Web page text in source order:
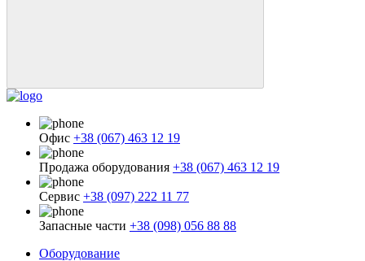
Офис +38 (067) 463 12 19
Продажа оборудования +38 (067) 463 12 19
Сервис +38 (097) 222 11 77
Запасные части +38 (098) 056 88 88
Оборудование